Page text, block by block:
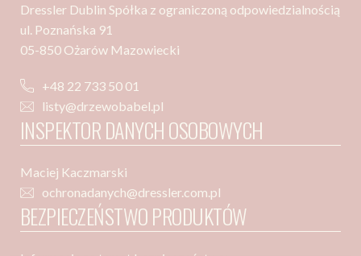
Dressler Dublin Spółka z ograniczoną odpowiedzialnością
ul. Poznańska 91
05-850 Ożarów Mazowiecki
+48 22 733 50 01
listy@drzewobabel.pl
INSPEKTOR DANYCH OSOBOWYCH
Maciej Kaczmarski
ochronadanych@dressler.com.pl
BEZPIECZEŃSTWO PRODUKTÓW